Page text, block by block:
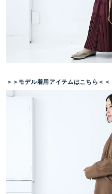
＞＞モデル着用アイテムはこちら＜＜